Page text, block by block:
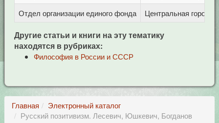
Отдел организации единого фонда
Центральная
Другие статьи и книги на эту тематику
находятся в рубриках:
Философия в России и СССР
Главная
Электронный каталог
Русский позитивизм. Лесевич, Юшкевич, Богданов